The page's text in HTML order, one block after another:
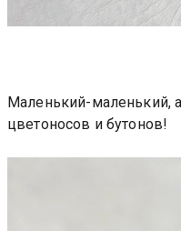
Маленький-маленький,
цветоносов и бутонов!